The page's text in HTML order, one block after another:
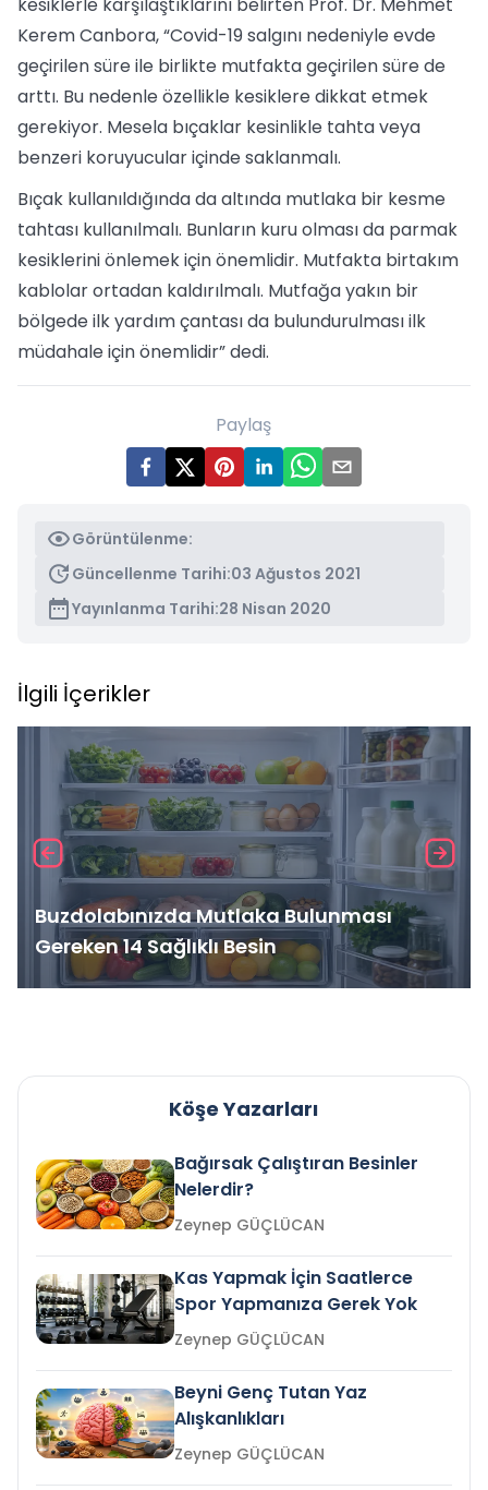
Kerem Canbora, “Covid-19 salgını nedeniyle evde
geçirilen süre ile birlikte mutfakta geçirilen süre de
arttı. Bu nedenle özellikle kesiklere dikkat etmek
gerekiyor. Mesela bıçaklar kesinlikle tahta veya
benzeri koruyucular içinde saklanmalı.
Bıçak kullanıldığında da altında mutlaka bir kesme
tahtası kullanılmalı. Bunların kuru olması da parmak
kesiklerini önlemek için önemlidir. Mutfakta birtakım
kablolar ortadan kaldırılmalı. Mutfağa yakın bir
bölgede ilk yardım çantası da bulundurulması ilk
müdahale için önemlidir” dedi.
Paylaş
Görüntülenme:
Güncellenme Tarihi:03 Ağustos 2021
Yayınlanma Tarihi:28 Nisan 2020
İlgili İçerikler
Buzdolabınızda Mutlaka Bulunması
Gereken 14 Sağlıklı Besin
Köşe Yazarları
Bağırsak Çalıştıran Besinler
Nelerdir?
Zeynep GÜÇLÜCAN
Kas Yapmak İçin Saatlerce
Spor Yapmanıza Gerek Yok
Zeynep GÜÇLÜCAN
Beyni Genç Tutan Yaz
Alışkanlıkları
Zeynep GÜÇLÜCAN